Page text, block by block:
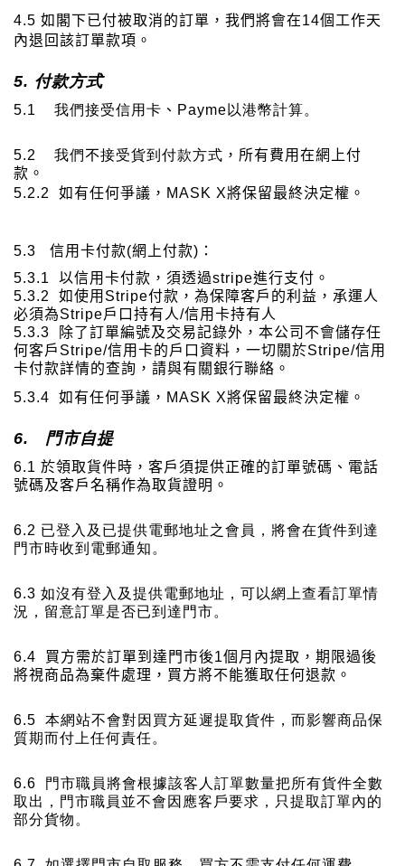
4.5 如閣下已付被取消的訂單，我們將會在14個工作天
內退回該訂單款項。
5. 付款方式
5.1 我們接受信用卡 、 Payme 以港幣計算。
5.2 我們 不接受貨到付款方式 ，所有費用在網上付
款。
5.2.2
如有任何爭議， MASK X將保留最終決定權。
5.3 信用卡付款(網上付款) ：
5.3.1
以信用卡付款，須透過stripe進行支付。
5.3.2
如使用 Stripe付款，為保障客戶的利益，承運人
必須為Stripe戶口持有人/信用卡持有人
5.3.3
除了訂單編號及交易記錄外，本公司不會儲存任
何客戶 Stripe/信用卡的戶口資料，一切關於Stripe/信用
卡付款詳情的查詢，請與有關銀行聯絡。
5.3.4
如有任何爭議， MASK X將保留最終決定權。
6. 門市自提
6.1 於領取貨件時，客戶須提供正確的訂單號碼、電話
號碼及客戶名稱作為取貨證明。
6.2 已登入及已提供電郵地址之會員，將會在貨件到達
門市時收到電郵通知。
6.3 如沒有登入及提供電郵地址，可以網上查看訂單情
況，留意訂單是否已到達門市。
6.4 買方需於訂單到達門市後1個月內提取，期限過後
將視商品為棄件處理，買方將不能獲取任何退款。
6.5
本網站不會對因買方延遲提取貨件，而影響商品保
質期而付上任何責任。
6.6
門市職員將會根據該客人訂單數量把所有貨件全數
取出，門市職員並不會因應客戶要求，只提取訂單內的
部分貨物。